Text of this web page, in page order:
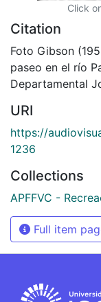
Click
Citation
Foto Gibson
paseo en el río
Departamental
URI
https://
1236
Collections
APFFVC -
Full item